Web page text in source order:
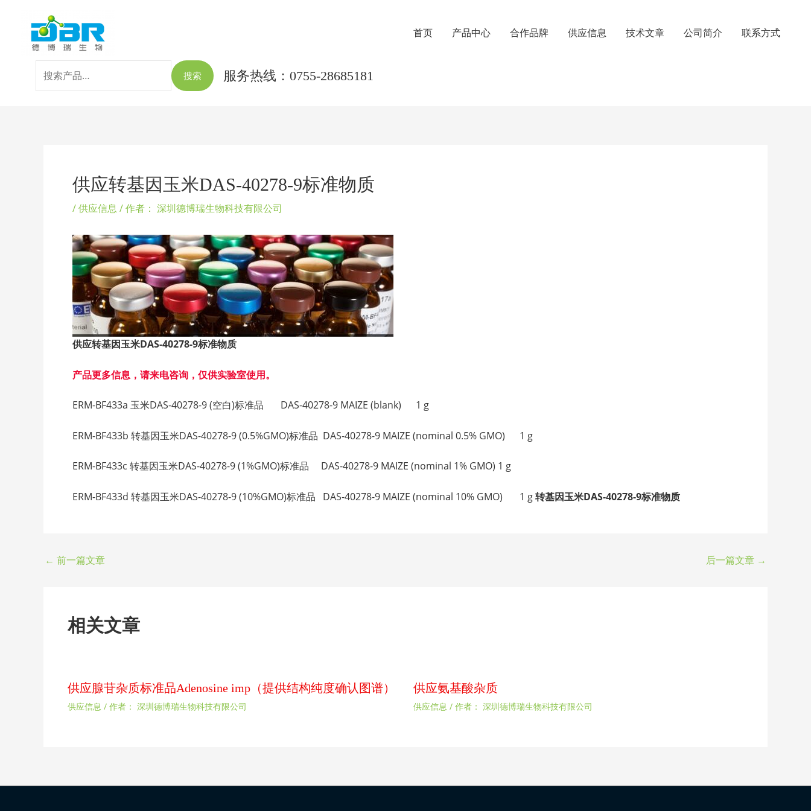
首页 产品中心 合作品牌 供应信息 技术文章 公司简介 联系方式
索：
搜索 服务热线：0755-28685181
供应转基因玉米DAS-40278-9标准物质
/供应信息 / 作者： 深圳德博瑞生物科技有限公司
供应转基因玉米DAS-40278-9标准物质
产品更多信息，请来电咨询，仅供实验室使用。
ERM-BF433a 玉米DAS-40278-9 (空白)标准品 DAS-40278-9 MAIZE (blank) 1 g
ERM-BF433b 转基因玉米DAS-40278-9 (0.5%GMO)标准品 DAS-40278-9 MAIZE (nominal 0.5% GMO) 1 g
ERM-BF433c 转基因玉米DAS-40278-9 (1%GMO)标准品 DAS-40278-9 MAIZE (nominal 1% GMO) 1 g
ERM-BF433d 转基因玉米DAS-40278-9 (10%GMO)标准品 DAS-40278-9 MAIZE (nominal 10% GMO) 1 g转基因玉米DAS-40278-9标准物质
← 前一篇文章 后一篇文章 →
相关文章
供应腺苷杂质标准品Adenosine imp（提供结构纯度确认图谱）
供应信息 / 作者： 深圳德博瑞生物科技有限公司
供应氨基酸杂质
供应信息 / 作者： 深圳德博瑞生物科技有限公司